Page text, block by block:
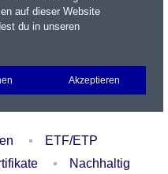
Portfolio Login
ETF/ETP
Nachhaltig
auf dieser Website
du in unseren
Akzeptieren